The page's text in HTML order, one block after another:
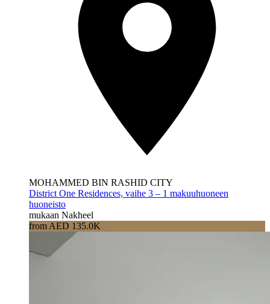
MOHAMMED BIN RASHID CITY
District One Residences, vaihe 3 – 1 makuuhuoneen
huoneisto
mukaan Nakheel
from AED 135.0K